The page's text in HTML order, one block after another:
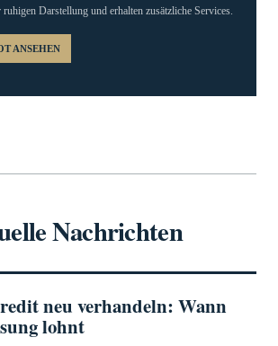
Darstellung und erhalten zusätzliche Services.
ANSEHEN
Nachrichten
neu verhandeln: Wann
lohnt